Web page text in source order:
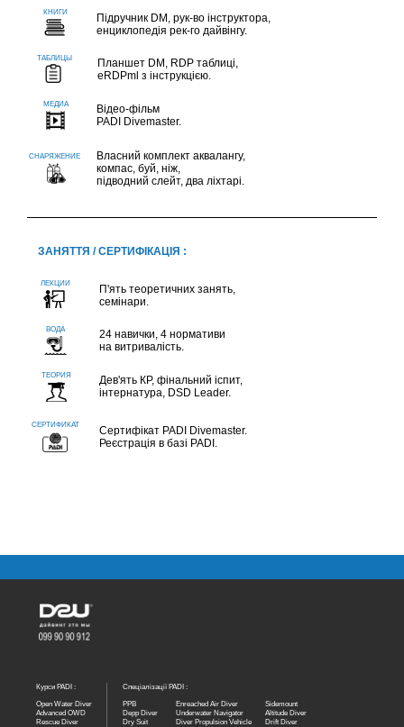
Підручник DM, рук-во інструктора,
енциклопедія рек-го дайвінгу.
Планшет DM, RDP таблиці,
eRDPml з інструкцією.
Відео-фільм
PADI Divemaster.
Власний комплект аквалангу,
компас, буй, ніж,
підводний слейт, два ліхтарі.
ЗАНЯТТЯ / СЕРТИФІКАЦІЯ :
П'ять теоретичних занять,
семінари.
24 навички, 4 нормативи
на витривалість.
Дев'ять КР, фінальний іспит,
інтернатура, DSD Leader.
Сертифікат PADI Divemaster.
Реєстрація в базі PADI.
Курси PADI :
Open Water Diver
Advanced OWD
Rescue Diver
Спеціалізації PADI :
PPB Enreached Air Diver
Sidemount
Depp Diver
Underwater Navigator
Altitude Diver
Dry Suit
Diver Propulsion Vehicle
Drift Diver